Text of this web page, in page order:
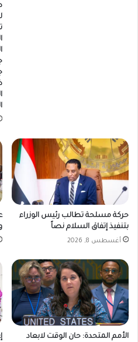
حركة مسلحة تطالب رئيس الوزراء
بتنفيذ إتفاق السلام نصاً
أغسطس 8, 2026
الأمم المتحدة: حان الوقت لابعاد